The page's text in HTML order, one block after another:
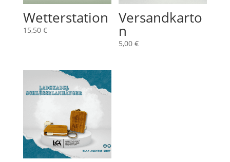
Wetterstation
15,50 €
Versandkarto
n
5,00€